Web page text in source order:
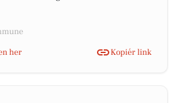
her
Kopiér link